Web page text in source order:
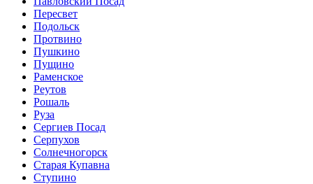
Пересвет
Подольск
Протвино
Пушкино
Пущино
Раменское
Реутов
Рошаль
Руза
Сергиев Посад
Серпухов
Солнечногорск
Старая Купавна
Ступино